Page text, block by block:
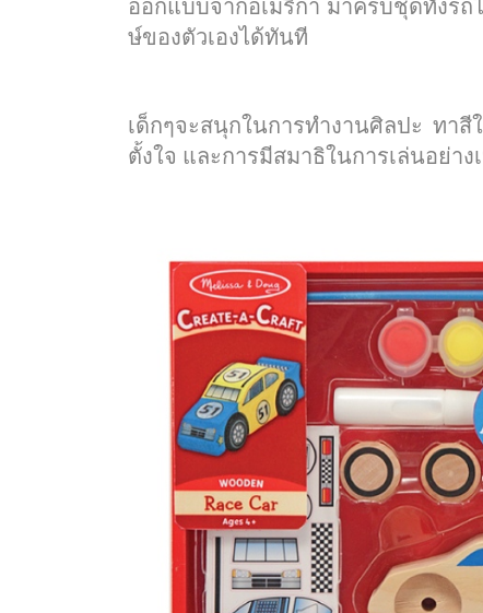
ออกแบบจากอเมริกา มาครบชุดทั้งร
ษ์ของตัวเองได้ทันที
เด็กๆจะสนุกในการทำงานศิลปะ ทา
ตั้งใจ และการมีสมาธิในการเล่นอย่า